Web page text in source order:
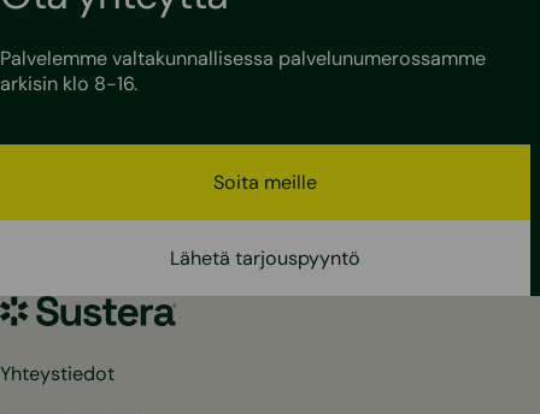
Palvelemme valtakunnallisessa palvelunumerossamme
arkisin klo 8-16.
Soita meille
Lähetä tarjouspyyntö
Sustera
Yhteystiedot